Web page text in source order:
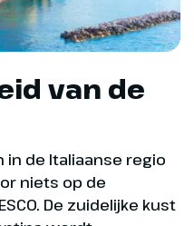
van de
in de Italiaanse regio
niets op de
De zuidelijke kust